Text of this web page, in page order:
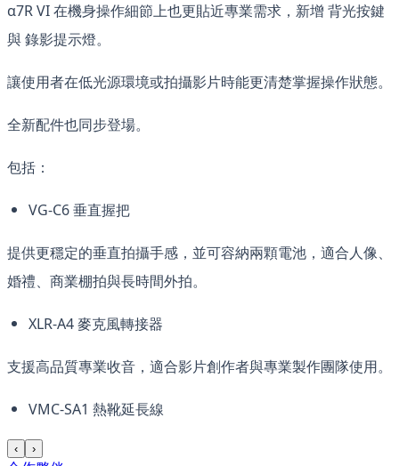
α7R VI 在機身操作細節上也更貼近專業需求，新增 背光按鍵
與 錄影提示燈。
讓使用者在低光源環境或拍攝影片時能更清楚掌握操作狀態。
全新配件也同步登場。
包括：
VG-C6 垂直握把
提供更穩定的垂直拍攝手感，並可容納兩顆電池，適合人像、
婚禮、商業棚拍與長時間外拍。
XLR-A4 麥克風轉接器
支援高品質專業收音，適合影片創作者與專業製作團隊使用。
VMC-SA1 熱靴延長線
‹ ›